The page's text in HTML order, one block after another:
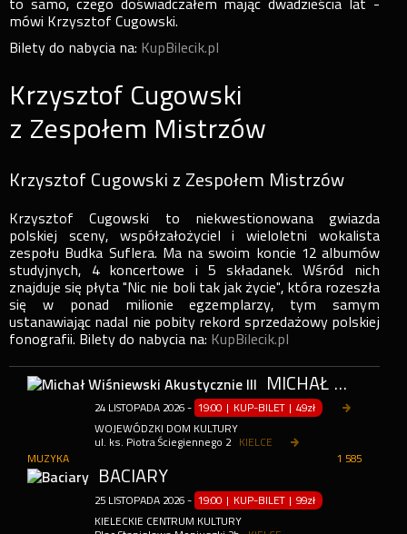
to samo, czego doświadczałem mając dwadzieścia lat -
mówi Krzysztof Cugowski.
Bilety do nabycia na: KupBilecik.pl
Krzysztof Cugowski
z Zespołem Mistrzów
Krzysztof Cugowski z Zespołem Mistrzów
Krzysztof Cugowski to niekwestionowana gwiazda
polskiej sceny, współzałożyciel i wieloletni wokalista
zespołu Budka Suflera. Ma na swoim koncie 12 albumów
studyjnych, 4 koncertowe i 5 składanek. Wśród nich
znajduje się płyta "Nic nie boli tak jak życie", która rozeszła
się w ponad milionie egzemplarzy, tym samym
ustanawiając nadal nie pobity rekord sprzedażowy polskiej
fonografii. Bilety do nabycia na: KupBilecik.pl
MICHAŁ WIŚNIEWSKI AKUSTYCZNIE III
24 LISTOPADA 2026 - 19:00 | KUP-BILET |49zł
WOJEWÓDZKI DOM KULTURY
ul. ks. Piotra Ściegiennego 2
KIELCE
1 585
MUZYKA
BACIARY
25 LISTOPADA 2026 - 19:00 | KUP-BILET |99zł
KIELECKIE CENTRUM KULTURY